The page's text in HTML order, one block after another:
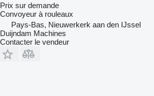
Prix sur demande
Convoyeur à rouleaux
Pays-Bas, Nieuwerkerk aan den IJssel
Duijndam Machines
Contacter le vendeur